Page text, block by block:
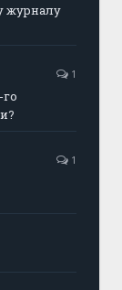
журналу
1
1